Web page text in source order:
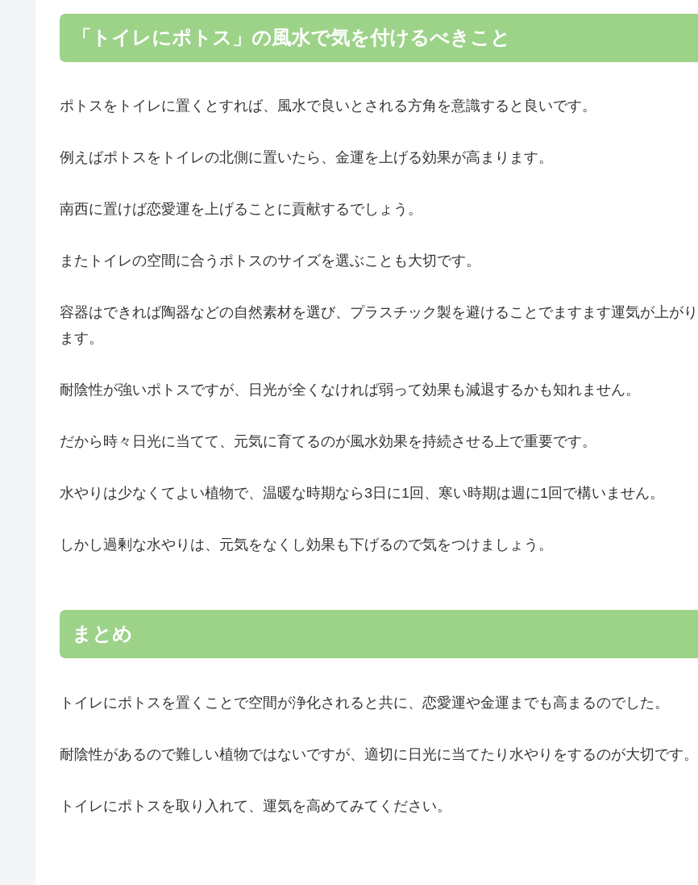
「トイレにポトス」の風水で気を付けるべきこと
ポトスをトイレに置くとすれば、風水で良いとされる方角を意識すると良いです。
例えばポトスをトイレの北側に置いたら、金運を上げる効果が高まります。
南西に置けば恋愛運を上げることに貢献するでしょう。
またトイレの空間に合うポトスのサイズを選ぶことも大切です。
容器はできれば陶器などの自然素材を選び、プラスチック製を避けることでますます運気が上がり
ます。
耐陰性が強いポトスですが、日光が全くなければ弱って効果も減退するかも知れません。
だから時々日光に当てて、元気に育てるのが風水効果を持続させる上で重要です。
水やりは少なくてよい植物で、温暖な時期なら3日に1回、寒い時期は週に1回で構いません。
しかし過剰な水やりは、元気をなくし効果も下げるので気をつけましょう。
まとめ
トイレにポトスを置くことで空間が浄化されると共に、恋愛運や金運までも高まるのでした。
耐陰性があるので難しい植物ではないですが、適切に日光に当てたり水やりをするのが大切です。
トイレにポトスを取り入れて、運気を高めてみてください。